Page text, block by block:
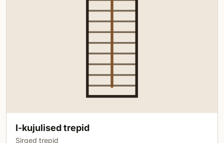
I-kujulised trepid
Sirged trepid